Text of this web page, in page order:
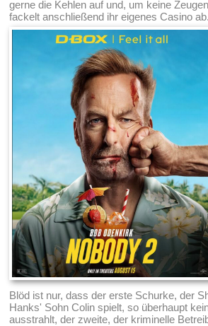
gerne die Kehlen auf und, um keine
fackelt anschließend ihr eigenes Casino ab.
Blöd ist nur, dass der erste Schurke, der
Hanks' Sohn Colin spielt, so überhaupt
ausstrahlt, der zweite, der kriminelle